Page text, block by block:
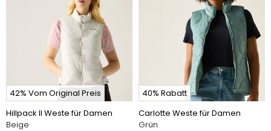
42% Vom Original Preis
Hillpack II Weste für Damen
Beige
40% Rabatt
Carlotte Weste für Damen
Grün